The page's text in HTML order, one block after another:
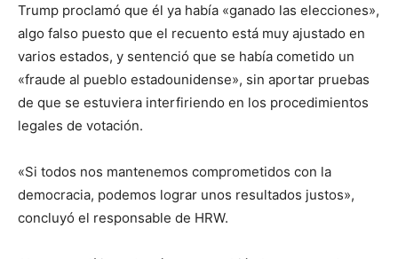
Trump proclamó que él ya había «ganado las elecciones»,
algo falso puesto que el recuento está muy ajustado en
varios estados, y sentenció que se había cometido un
«fraude al pueblo estadounidense», sin aportar pruebas
de que se estuviera interfiriendo en los procedimientos
legales de votación.
«Si todos nos mantenemos comprometidos con la
democracia, podemos lograr unos resultados justos»,
concluyó el responsable de HRW.